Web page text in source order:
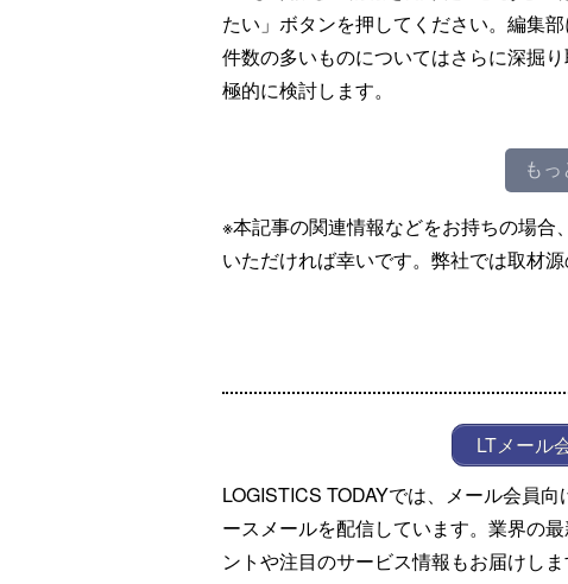
たい」ボタンを押してください。編集
件数の多いものについてはさらに深掘
極的に検討します。
も
※本記事の関連情報などをお持ちの場合
いただければ幸いです。弊社では取材源
LTメール
LOGISTICS TODAYでは、メール会員
ースメールを配信しています。業界の
ントや注目のサービス情報もお届けしま